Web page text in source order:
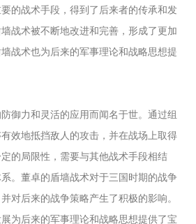
的战术手段，得到了后来者的传承和发
战术被不断地改进和完善，形成了更加
战术也为后来的军事理论和战略思想提
御力和灵活的应用而闻名于世。通过组
效地抵挡敌人的攻击，并在战场上取得
的局限性，需要与其他战术手段相结
。董卓的盾墙战术对于三国时期的战争
对后来的战争策略产生了积极的影响。
为后来的军事理论和战略思想提供了宝